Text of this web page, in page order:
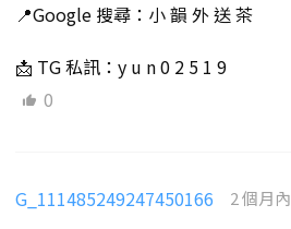
📍Google 搜尋：小 韻 外 送 茶
📩 TG 私訊：y u n 0 2 5 1 9
0
G_111485249247450166 2 個月內